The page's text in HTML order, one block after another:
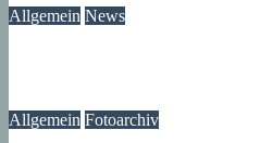
Allgemein News
Allgemein Fotoarchiv